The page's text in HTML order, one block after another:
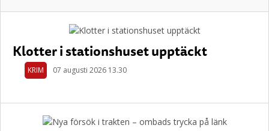
Klotter i stationshuset upptäckt
KRIM 07 augusti 2026 13.30